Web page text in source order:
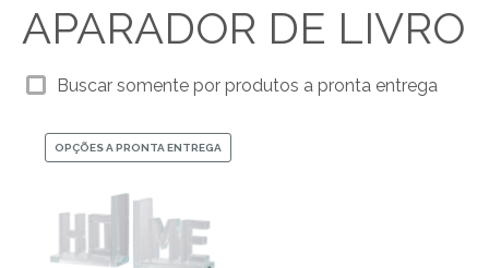
APARADOR DE LIVRO
Buscar somente por produtos a pronta entrega
OPÇÕES A PRONTA ENTREGA